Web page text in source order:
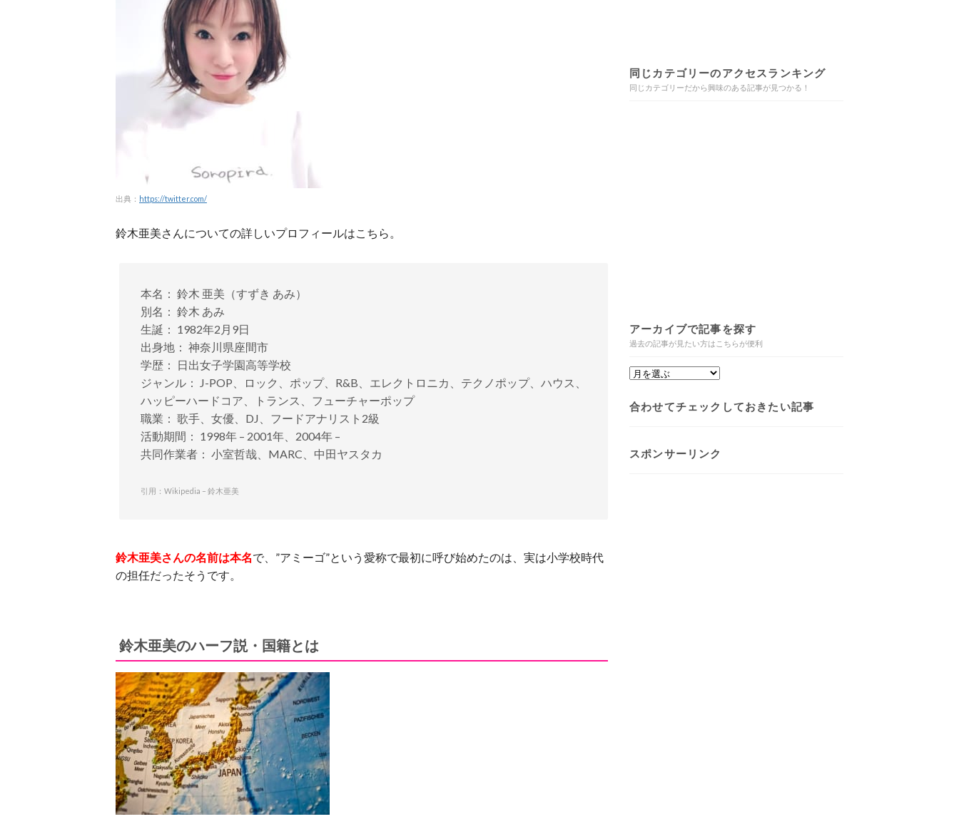
出典： https://twitter.com/
鈴木亜美さんについての詳しいプロフィールはこちら。
本名： 鈴木 亜美（すずき あみ）
別名： 鈴木 あみ
生誕： 1982年2月9日
出身地： 神奈川県座間市
学歴： 日出女子学園高等学校
ジャンル： J-POP、ロック、ポップ、R&B、エレクトロニカ、テクノポップ、ハウス、
ハッピーハードコア、トランス、フューチャーポップ
職業： 歌手、女優、DJ、フードアナリスト2級
活動期間： 1998年 – 2001年、2004年 –
共同作業者： 小室哲哉、MARC、中田ヤスタカ
引用：Wikipedia – 鈴木亜美
鈴木亜美さんの名前は本名で、”アミーゴ”という愛称で最初に呼び始めたのは、実は小学校時代
の担任だったそうです。
鈴木亜美のハーフ説・国籍とは
同じカテゴリーのアクセスランキング
同じカテゴリーだから興味のある記事が見つかる！
アーカイブで記事を探す
過去の記事が見たい方はこちらが便利
合わせてチェックしておきたい記事
スポンサーリンク